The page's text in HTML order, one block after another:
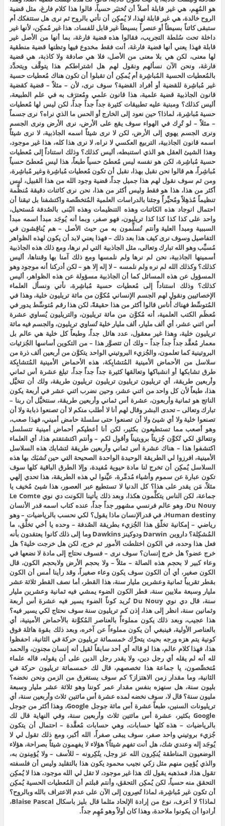
هو المُهِم، هي غير قابلة أصلاً أن تُختبَر حسياً، قالوا هذا كلام فارغ، مثل قضية
الروح خالدة، هي غير قابلة لهذا، لا يُمكِن أن نأتي بالروح ثم نرى هل ستتفكك أم
ستبقى كائناً بسيطاً أو عنصراً بسيطاً غير قابل للفساد، هذا غير مُمكِن، لأنها غير
داخلة تحت سُلطة التجريب، فقالوا هذه قضية فارغة، بما أنها من الأصل غير
قابلة فهذا يعني أنها قضية فارغة، أنت فقط مخدوع فيها وتظنها قضية منطقية
لها معنى، لكن هي بلا معنى من الأصل، فلا هي صادقة ولا كاذبة، هي قضية
فارغة، ونحن الآن نسألهم ونقول لهم هل اشتراطكم هذا يتوقَّف ويتحدَّد
بالمُعطيات الحسية المُباشِرة أم يُمكِن أن تقبلوا أن تكون هناك مُعطيات حسية
غير مُباشِرة للقضية أو أفراد القضية؟ سوف نرى، لأن – مثلاً – قضية كقضية
قانون الجاذبية قضية علمية، هذا قانون علمي ومُعترَف به في علم الطبيعة،
أليس كذلك؟ ومبنية عليه تطبيقات كثيرة جداً جداً جداً، لكن ليس لها مُعطيات
حسية مُباشِرة، لماذا؟ حين نعود إلى الخارج أو الحس ما الذي نراه؟ نرى جسماً
– مثلاً – لو تُرِك في الهواء سوف يقع على الأرض، نرى الأرض ونرى الجسم
ونرى الجسم يهوي إلى الأرض، لكن لا نرى شيئاً اسمه الجاذبية، لا نرى شيئاً
اسمه قانون الجاذبية، التربيع العكسي لا نراه، لا نرى هذا كله، هذا غير موجود،
وهذا الشيئ العقل هو الذي استنبطه، أليس كذلك؟ وذلك استناداً إلى مُعطيات
حسية مُباشِرة، لكن هو نفسه ليس مُعطىً حسياً طبعاً، هذا ليس مُعطىً حسياً
مُباشِراً، هم قالوا نحن نقبل بهذا، نقبل أن تكون مُعطيات مُباشِرة وغير مُباشِرة،
ومن ثم سوف نقول لهم هذا جميل جداً، قضية وجود الله من هذا القبيل، ليس
أكثر من هذا، هذا هو فقط وليس أكثر من هذا، نحن نرى كائنات دقيقة مُنظَّمة
تنظيماً مُذهِلاً ومُحيِّراً وجئنا بالدراسات العلمية المُتخصِّصة واكتشفنا بل تيقنا أن
احتمال انوجاد هذه الكائنات وهذه التنظيمات وهذه البُنى بالصُدفة مُستحيل،
واحد على كذا كذا كذا كذا تريليون، فهو صفر، وبما أنه يُوجَد مبدأ اسمه مبدأ
السببية ومبدأ العلية وأنتم تُسلِّمون به من حيث الأصل – هم يُناقِشون في
التفاصيل وسوف نرى كيف هذا بعد ذلك – فهذا يعني لابد أن يكون لهذه الظواهر
مُسبِّب وهو الله تبارك وتعالى، مثل الجاذبية التي لم نرها، ومع ذلك هذه الجاذبية
أسمينها الجاذبية، نحن لم نرها ولم نلمسها ومع ذلك آمنا بها وقنناها، أليس
كذلك؟ وكذلك الله لم نره ولم نلمسه – لا إله إلا هو – لكن أدركنا أنه موجود وهو
المسؤول عن هذه المسائل كما أن الجاذبية مسؤولة عن هذه الظواهر، أليس
كذلك؟ وذلك استناداً إلى مُعطيات حسية مُباشِرة، نأتي ونسأل العلماء
الإخصائيين ونقول لهم الجسم الإنساني مُكوَّن من مائة تريليون خلية، وهذا في
المُتوسِّط فهناك أُناس قالوا أكثر من هذا حقيقةً، لكن هذا رقم مُتوسِّط يدور في
مُعظَم الكتب العلمية، أنه مُكوَّن من مائة تريليون، والتريليون يُساوي عشرة
أس اثني عشر، أي ألف مليار، ألف مليار خلية تُساوي تريليون، والجسم فيه مائة
تريليون خلية، وهذا غير معقول، عدد هائل جداً، وطبعاً كل خلية هي عالم بل
معمار مُعقَّد جداً جداً جداً – ولك أن تتصوَّر هذا – من التكوين أساسها الجُزئيات
البروتينية كما تعلمون، والجُزيء البروتيني الواحد يتكوَّن من أربعين ألف ذرة من
سلاسل من الأحماض الأمينية المُتشابِكة، هذه الأحماض الأمينية المُتشابِكة
طرق تشابكها أو انشباكها وتعالقها كثيرة جداً جداً جداً، تبلغ عشرة أس ثماني
وأربعين طريقة، أي تريليون تريليون تريليون تريليون طريقة، ولك أن تتخيَّل
هذا، طبعاً لأن كل واحد من اثني عشر، وحين نضرب اثني عشر في أربعة يكون
الناتج هو ثمانية وأربعون، عشرة أس ثماني وأربعين طريقة، سنتخيَّل أن ربنا –
تبارك وتعالى – تحدى البشر وقال لهم أنا لا أطلب منكم لا أن تصنعوا ذبابة ولا أن
تصنعوا خلية ولا أي شيئ ولا أن تصنعوا حتى سلسلة حامض أميني، فهذا صعب،
وهو أصعب مما تستطيعون بكثير، لكن أنا أعطيكم أحماض أمينية تتسلسل
وتتعالق لكي تُكوِّن جُزيئاً برويتيناً وأقول لكم – وأنتم اكتشتفتم هذا، أي العلماء
اكتشفوا هذا – هناك عشرة أس ثماني وأربعين طريقة لتشابك هذه السلاسل
الأمينية، افرزوا لي الطريقة الوحيدة الواحدة الصحيحة التي حين تُشبَك بها هذه
السلاسل يُمكِن أن تخرج لنا مادة حيوية مُفيدة، وإلا الطرق الباقية كلها سوف
تكون عبارة عن سموم وأشياء مُدمِّرة، عيِّنوا لي هذه الطريقة، هذا تحدي إلهي
مثلاً، مَن يقدر على هذا؟ كل الدنيا لا تستطيع عبر العصور، هذا شيئ مُخيف يا
جماعة، لكن الناس يتكلَّمون هكذا، وبعد ذلك يأتينا الكونت دي نوي Le Comte
Du Nouy، وهو عالم فرنسي مشهور جداً جداً، عنده كتاب اسمه قدر الأنسان
Human destiny، في قدرالإنسان ماذا يقول؟ لكي نحسب بالرياضيات – وهو
رياضي – إمكانية تخلّق هذا الجُزيء بطريقة الصُدفة – وحده يا أخي تخلَّق، ما
المُشكِلة؟ داروين Darwin ودوكينز Dawkins وما إلى ذلك كانوا يعتقدون بأنه
فعل هذا وحده، في الكون اختلطت الأمور ثم خرج، لكن هل خرجت خلية؟ هل
خرج عضو؟ هل خرج إنسان؟ سوف نرى – فسوف نحتاج إلى مادة لا نضعها في
وعاء كبير لا بحجم هذه الصالة – مثلاً – ولا بحجم الأرض ولابحجم الكون، قال
الكون صغير، أي أن الكون سوف يكون وعاء صغيراً، وقد رأينا أمس أن الكون
بقطر تقريباً ثمانية وعشرين مليار سنة، هذا القطر، أما نصف القطر ثلاثة عشر
مليار وسبعة ملايين سنة، قطر الكون الضوء يمشي فيه ثمانية وعشرين مليار
سنة، قال دي نوي Du Nouy نُريد كوناً الضوء يسير فيه عشرة أس أربعة
وثمانين سنة، انظر إلى هذا، إذن كم تريليون سنة سوف نحتاج لكي يسير فيه؟
هذا عجيب، وبعد ذلك يكون مملوءاً بالعناصر المُكوَّنة بالأحماض الأمينية، أي
بالعناصر الأولية، فينبغي أن يكون مملوءاً عن آخره، وبعد ذلك بقوة هائلة فوق
كونية يتم هزه ورجه بحيث يتحرَّك خمسمائة تريليون حركة في الثانية، احفظوا
هذا، فهذا كلام عالم، هذا لو قاله أي أحد سابقاً لقيل أنه إنسان مجنون، والحمد
لله أنه لم يقله أي رجل دين، ولا يقدر رجل الدين على أن يقوله، قاله علماء
مُتخصِّصون، يا جماعة هذا تخصصهم، قال لك خمسمائة تريليون حركة في
الثانية، وما مقدار زمن الاهتزاز؟ كم سوف يستغرق من الزمن ونحن نخضه؟
بليون سنة، هل سنهزه بنفس مقدار عمر كوننا وهو ثلاثة عشر مليار وسبعة
مليون سنة؟ قال لا، سوف نخضه لمده عشرة أس مائتين ثلاث وأربعين سنة، أي
تريليونات السنين، طبعاً عشرة أس مائة جوجل Google، وهذا أكثر من جوجل
Google بكثير، عشرة أس مائتين ثلاث وأربعين سنة، وفي النهاية قال لك
بالرياضيات – هذه كلها حسابات، وهي حسابات مُعقَّدة – احتمال أن يتكون
جُزيء بروتيني واحد صفر، سوف يبقى صفراً، الله أكبر، ومع ذلك تقول لي لا
يُوجَد إله وعندي شك، هل أنت تفهم شيئاً؟ هؤلاء لا يفهمون شيئاً بصراحة، هؤلاء
الوضعيون المناطقة يُنكِرون الله عز وجل، ينُكِرونه – للأسف – ولا يُؤمِنون به،
والذي يُؤمِن منهم مثل زكي نجيب محمود يكون هذا بالتقليد وليس أن فلسفته
تقول هذا، فمذهبه يقول لك هذا غير موجود، لا تقل لي الله موجود، هذا لا يُمكِن
التحقق منه حسياً، لكن يُمكِن التحقق، وأنتم قبلتم أن المُعطيات الحسية يُمكِن
أن تكون غير مُباشِرة، لماذا تُصِرون إلى الآن على عدم الاعتراف بالله وبالروح؟
لماذا؟ لا أعرف، نوع من إرادة الإلحاد مثلما قال بليز باسكال Blaise Pascal،
أرادوا أن يكونوا ملاحدة، وهذا كان أولاً وهو مُهِم جداً.